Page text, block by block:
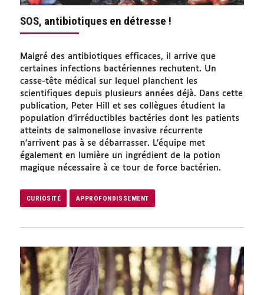
SOS, antibiotiques en détresse !
Malgré des antibiotiques efficaces, il arrive que
certaines infections bactériennes rechutent. Un
casse-tête médical sur lequel planchent les
scientifiques depuis plusieurs années déjà. Dans cette
publication, Peter Hill et ses collègues étudient la
population d’irréductibles bactéries dont les patients
atteints de salmonellose invasive récurrente
n’arrivent pas à se débarrasser. L’équipe met
également en lumière un ingrédient de la potion
magique nécessaire à ce tour de force bactérien.
CURIOSITÉ APPROFONDISSEMENT